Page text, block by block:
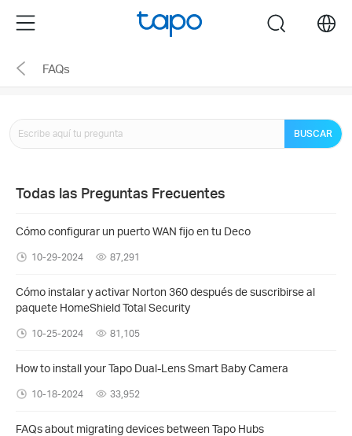
the
navigation
Menu search
FAQs
BUSCAR
Todas las Preguntas Frecuentes
Cómo configurar un puerto WAN fijo en tu Deco
10-29-2024 87,291
Cómo instalar y activar Norton 360 después de suscribirse al
paquete HomeShield Total Security
10-25-2024 81,105
How to install your Tapo Dual-Lens Smart Baby Camera
10-18-2024 33,952
FAQs about migrating devices between Tapo Hubs